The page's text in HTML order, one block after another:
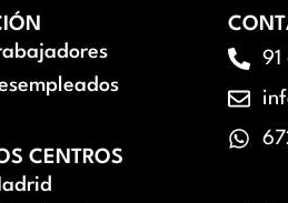
CENTROS
91